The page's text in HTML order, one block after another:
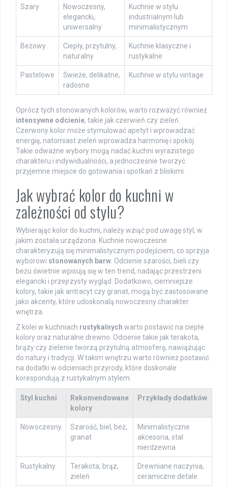
Szary
Nowoczesny,
elegancki,
uniwersalny
Kuchnie w stylu
industrialnym lub
minimalistycznym
Beżowy
Ciepły, przytulny,
naturalny
Kuchnie klasyczne i
rustykalne
Pastelowe
Świeże, delikatne,
radosne
Kuchnie w stylu vintage
Oprócz tych stonowanych kolorów, warto rozważyć również
intensywne odcienie, takie jak czerwień czy zieleń.
Czerwony kolor może stymulować apetyt i wprowadzać
energię, natomiast zieleń wprowadza harmonię i spokój.
Takie odważne wybory mogą nadać kuchni wyrazistego
charakteru i indywidualności, a jednocześnie tworzyć
przyjemne miejsce do gotowania i spotkań z bliskimi.
Jak wybrać kolor do kuchni w
zależności od stylu?
Wybierając kolor do kuchni, należy wziąć pod uwagę styl, w
jakim została urządzona. Kuchnie nowoczesne
charakteryzują się minimalistycznym podejściem, co sprzyja
wyborowi stonowanych barw. Odcienie szarości, bieli czy
beżu świetnie wpisują się w ten trend, nadając przestrzeni
elegancki i przejrzysty wygląd. Dodatkowo, ciemniejsze
kolory, takie jak antracyt czy granat, mogą być zastosowane
jako akcenty, które udoskonalą nowoczesny charakter
wnętrza.
Z kolei w kuchniach rustykalnych warto postawić na ciepłe
kolory oraz naturalne drewno. Odcienie takie jak terakota,
brązy czy zielenie tworzą przytulną atmosferę, nawiązując
do natury i tradycji. W takim wnętrzu warto również postawić
na dodatki w odcieniach przyrody, które doskonale
korespondują z rustykalnym stylem.
Styl kuchni
Rekomendowane
kolory
Przykłady dodatków
Nowoczesny
Szarość, biel, beż,
granat
Minimalistyczne
akcesoria, stal
nierdzewna
Rustykalny
Terakota, brąz,
zieleń
Drewniane naczynia,
ceramiczne detale